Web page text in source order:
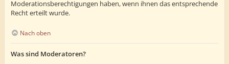
Moderationsberechtigungen haben, wenn ihnen das entsprechende
Recht erteilt wurde.
Nach oben
Was sind Moderatoren?